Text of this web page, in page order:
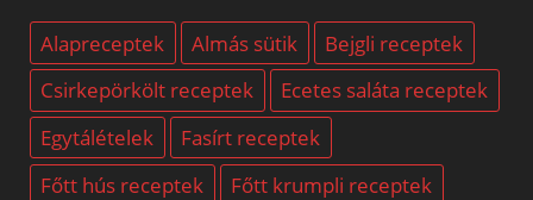
Alapreceptek Almás sütik
Bejgli receptek
Csirkepörkölt receptek
Ecetes saláta receptek
Egytálételek
Fasírt receptek
Főtt hús receptek
Főtt krumpli receptek